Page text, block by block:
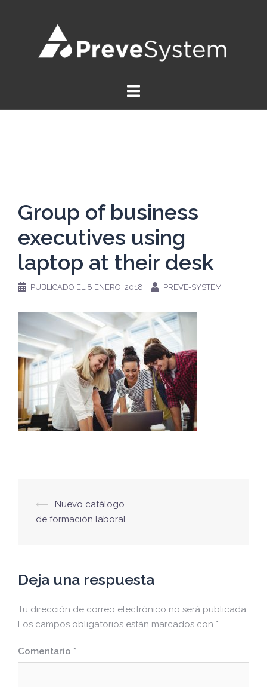
Group of business
executives using
laptop at their desk
PUBLICADO EL 8 ENERO, 2018 PREVE-SYSTEM
Navegación
de
⟵
Nuevo catálogo
de formación laboral
Deja una respuesta
Tu dirección de correo electrónico no será publicada.
Los campos obligatorios están marcados con *
Comentario *